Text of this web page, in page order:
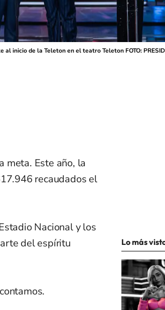
inicio de la Teleton en el teatro Teleton FOTO:
meta. Este año, la
recaudados el
Nacional y los
del espíritu
Lo más